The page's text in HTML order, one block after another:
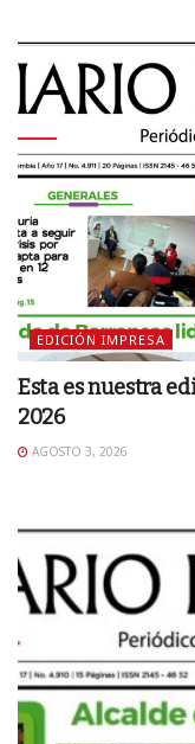
EDICIÓN IMPRESA
Esta es nuestra
2026
AGOSTO 3, 2026